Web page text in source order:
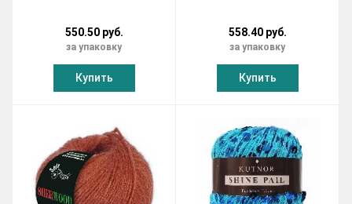
550.50 руб.
за упаковку
Купить
558.40 руб.
за упаковку
Купить